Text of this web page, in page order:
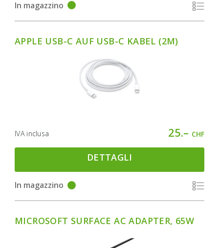
In magazzino
APPLE USB-C AUF USB-C KABEL (2M)
IVA inclusa 25.– CHF
DETTAGLI
In magazzino
MICROSOFT SURFACE AC ADAPTER, 65W